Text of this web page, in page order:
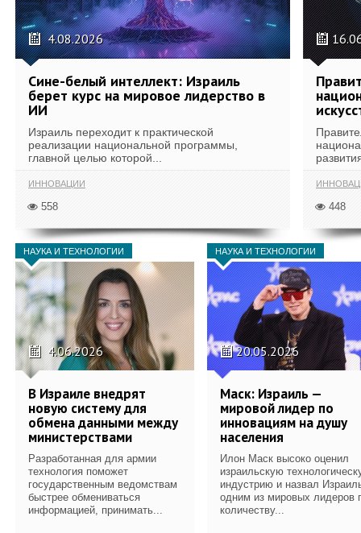
4.08.2026
Сине-белый интеллект: Израиль
берет курс на мировое лидерство в
ИИ
Израиль переходит к практической
реализации национальной программы,
главной целью которой...
ИННОВАЦИИ
558 448
НАУКА И ТЕХНОЛОГИИ
4.06.2026
В Израиле внедрят
новую систему для
обмена данными между
министерствами
Разработанная для армии
технология поможет
государственным ведомствам
быстрее обмениваться
информацией, принимать...
НАУКА И ТЕХНОЛОГИИ
20.05.2026
Маск: Израиль —
мировой лидер по
инновациям на душу
населения
Илон Маск высоко оценил
израильскую
индустрию и назвал
одним из мировых лидеров
количеству...